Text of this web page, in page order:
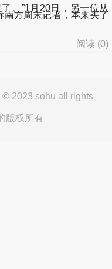
。”1月20日，另一位从
南方周末记者，本来买了
阅读 (0)
2023 sohu all rights
版权所有